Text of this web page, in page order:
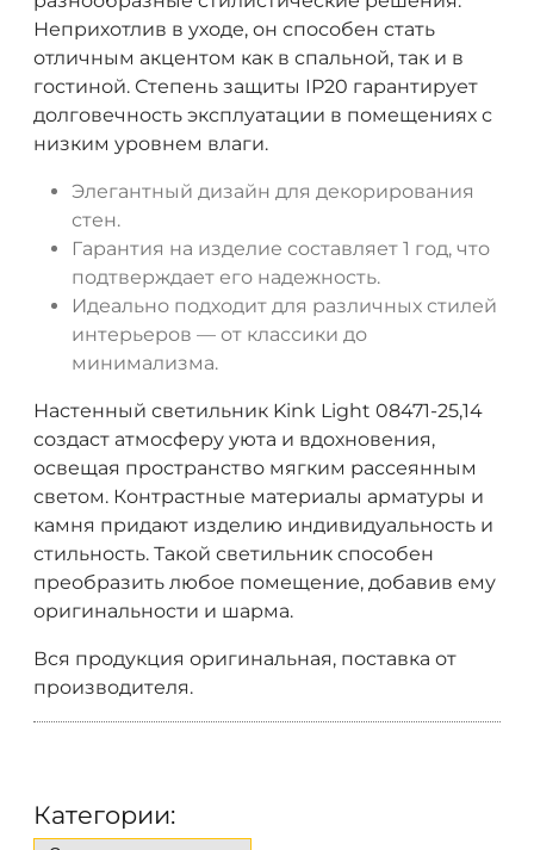
Неприхотлив в уходе, он способен стать
отличным акцентом как в спальной, так и в
гостиной. Степень защиты IP20 гарантирует
долговечность эксплуатации в помещениях с
низким уровнем влаги.
Элегантный дизайн для декорирования
стен.
Гарантия на изделие составляет 1 год, что
подтверждает его надежность.
Идеально подходит для различных стилей
интерьеров — от классики до
минимализма.
Настенный светильник Kink Light 08471-25,14
создаст атмосферу уюта и вдохновения,
освещая пространство мягким рассеянным
светом. Контрастные материалы арматуры и
камня придают изделию индивидуальность и
стильность. Такой светильник способен
преобразить любое помещение, добавив ему
оригинальности и шарма.
Вся продукция оригинальная, поставка от
производителя.
Категории: